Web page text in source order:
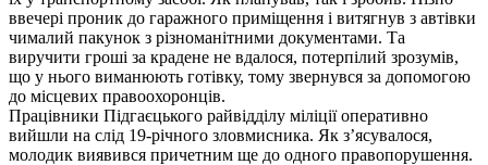
ввечері проник до гаражного приміщення і витягнув з автівки
чималий пакунок з різноманітними документами. Та
виручити гроші за крадене не вдалося, потерпілий зрозумів,
що у нього виманюють готівку, тому звернувся за допомогою
до місцевих правоохоронців.
Працівники Підгаєцького райвідділу міліції оперативно
вийшли на слід 19-річного зловмисника. Як з’ясувалося,
молодик виявився причетним ще до одного правопорушення.